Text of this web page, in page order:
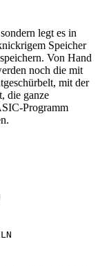
legt es in
Speicher
Von Hand
noch die mit
mit der
die ganze
Programm